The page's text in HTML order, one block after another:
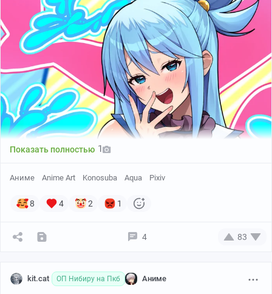
ノノはち
Показать полностью 1
Аниме Anime Art Konosuba Aqua Pixiv
8 4 2 1
4 83
kit.cat ОП Нибиру на Пкб Аниме